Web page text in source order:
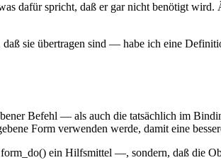
dafür spricht, daß er gar nicht benötigt
sie übertragen sind — habe ich eine
Befehl — als auch die tatsächlich im
Form verwenden werde, damit eine
ein Hilfsmittel —, sondern, daß die